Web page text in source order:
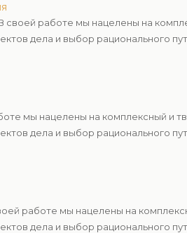
работе мы нацелены на
дела и выбор рационального
мы нацелены на комплексный и
дела и выбор рационального
работе мы нацелены на
дела и выбор рационального